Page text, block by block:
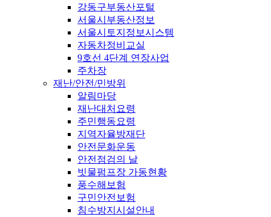
강동구부동산포털
서울시부동산정보
서울시토지정보시스템
자동차정비교실
9호선 4단계 연장사업
주차장
재난/안전/민방위
알림마당
재난대처요령
주민행동요령
지역자율방재단
안전문화운동
안전점검의 날
빗물펌프장 가동현황
풍수해보험
구민안전보험
침수방지시설안내